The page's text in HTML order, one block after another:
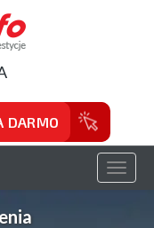
DARMO
Toggle